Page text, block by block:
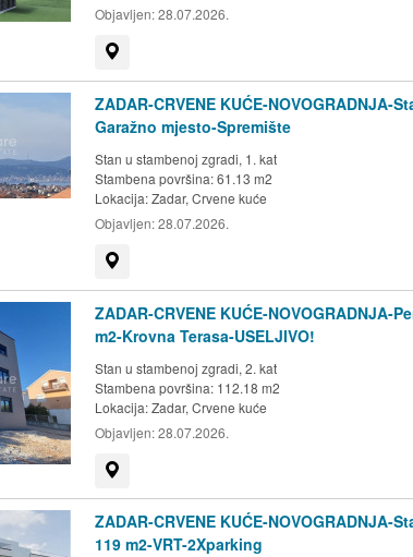
Objavljen:28.07.2026.
ZADAR-CRVENE KUĆE-NOVOGRADNJA-
Garažno mjesto-Spremište
Stan u stambenoj zgradi, 1. kat
Stambena površina: 61.13 m2
Lokacija:Zadar, Crvene kuće
Objavljen:28.07.2026.
ZADAR-CRVENE KUĆE-NOVOGRADNJA-
m2-Krovna Terasa-USELJIVO!
Stan u stambenoj zgradi, 2. kat
Stambena površina: 112.18 m2
Lokacija:Zadar, Crvene kuće
Objavljen:28.07.2026.
ZADAR-CRVENE KUĆE-NOVOGRADNJA-
119 m2-VRT-2Xparking